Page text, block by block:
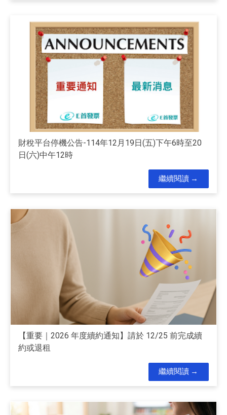
財稅平台停機公告-114年12月19日(五)下午6時至20
日(六)中午12時
繼續閱讀
【重要｜2026 年度續約通知】請於 12/25 前完成續
約或退租
繼續閱讀